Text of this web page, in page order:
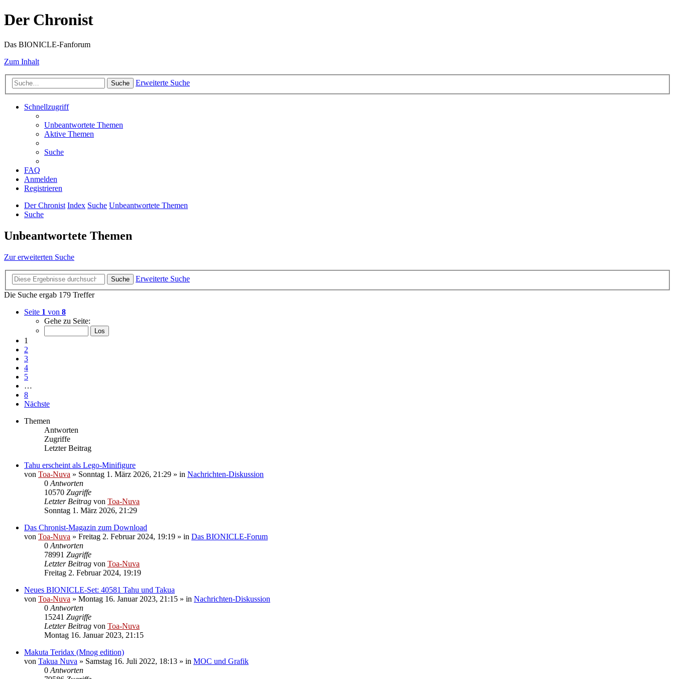
Der Chronist
Das BIONICLE-Fanforum
Zum Inhalt
Suche Erweiterte Suche
Schnellzugriff
Unbeantwortete Themen
Aktive Themen
Suche
FAQ
Anmelden
Registrieren
Der Chronist Index Suche Unbeantwortete Themen
Suche
Unbeantwortete Themen
Zur erweiterten Suche
Suche
Erweiterte Suche
Die Suche ergab 179 Treffer
Seite 1 von 8
Gehe zu Seite:
1
2
3
4
5
…
8
Nächste
Themen
Antworten
Zugriffe
Letzter Beitrag
Tahu erscheint als Lego-Minifigure
von Toa-Nuva » Sonntag 1. März 2026, 21:29 » in Nachrichten-Diskussion
0 Antworten
10570 Zugriffe
Letzter Beitrag von Toa-Nuva
Sonntag 1. März 2026, 21:29
Das Chronist-Magazin zum Download
von Toa-Nuva » Freitag 2. Februar 2024, 19:19 » in Das BIONICLE-Forum
0 Antworten
78991 Zugriffe
Letzter Beitrag von Toa-Nuva
Freitag 2. Februar 2024, 19:19
Neues BIONICLE-Set: 40581 Tahu und Takua
von Toa-Nuva » Montag 16. Januar 2023, 21:15 » in Nachrichten-Diskussion
0 Antworten
15241 Zugriffe
Letzter Beitrag von Toa-Nuva
Montag 16. Januar 2023, 21:15
Makuta Teridax (Mnog edition)
von Takua Nuva » Samstag 16. Juli 2022, 18:13 » in MOC und Grafik
0 Antworten